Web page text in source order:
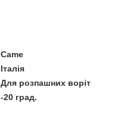
Came
Італія
Для розпашних воріт
-20 град.